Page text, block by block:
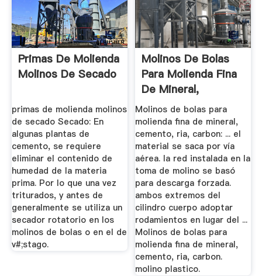
Primas De Molienda
Molinos De Secado
primas de molienda molinos
de secado Secado: En
algunas plantas de
cemento, se requiere
eliminar el contenido de
humedad de la materia
prima. Por lo que una vez
triturados, y antes de
generalmente se utiliza un
secador rotatorio en los
molinos de bolas o en el de
v#;stago.
Molinos De Bolas
Para Molienda Fina
De Mineral,
Cemento ...
Molinos de bolas para
molienda fina de mineral,
cemento, ria, carbon: ... el
material se saca por vía
aérea. la red instalada en la
toma de molino se basó
para descarga forzada.
ambos extremos del
cilindro cuerpo adoptar
rodamientos en lugar del ...
Molinos de bolas para
molienda fina de mineral,
cemento, ria, carbon.
molino plastico.